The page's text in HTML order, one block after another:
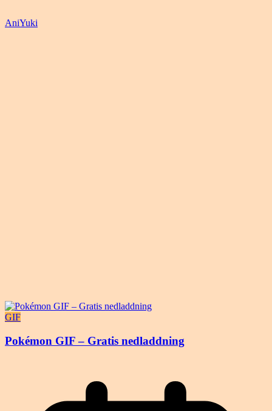
AniYuki
GIF
Pokémon GIF – Gratis nedladdning